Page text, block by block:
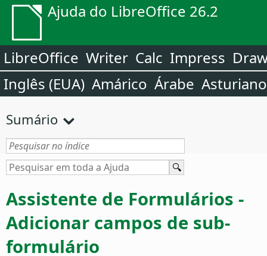
Ajuda do LibreOffice 26.2
LibreOffice Writer Calc Impress
Inglês (EUA) Amárico Árabe Asturiano
Sumário
Assistente de Formulários -
Adicionar campos de sub-
formulário